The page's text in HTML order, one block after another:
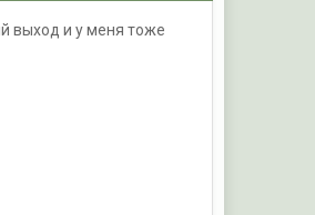
выход и у меня тоже